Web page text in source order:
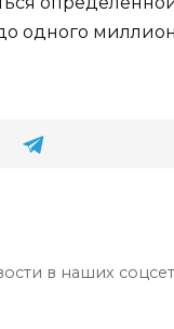
одного
в наших